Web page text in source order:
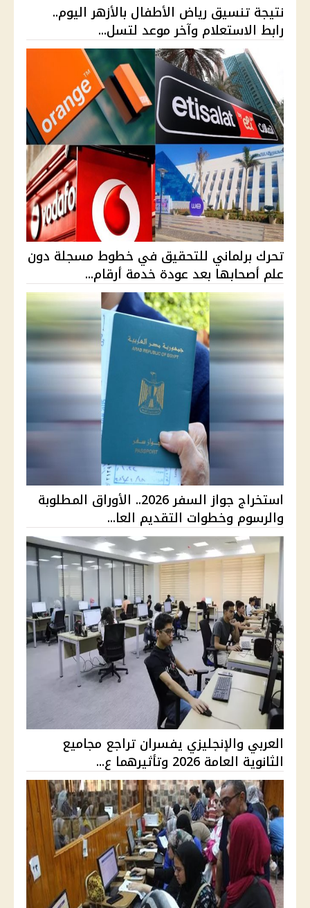
نتيجة تنسيق رياض الأطفال بالأزهر اليوم..
رابط الاستعلام وآخر موعد لتسل...
تحرك برلماني للتحقيق في خطوط مسجلة دون
علم أصحابها بعد عودة خدمة أرقام...
استخراج جواز السفر 2026.. الأوراق المطلوبة
والرسوم وخطوات التقديم العا...
العربي والإنجليزي يفسران تراجع مجاميع
الثانوية العامة 2026 وتأثيرهما ع...